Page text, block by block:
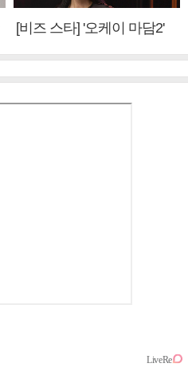
[비즈 스타] '오케이 마담2'